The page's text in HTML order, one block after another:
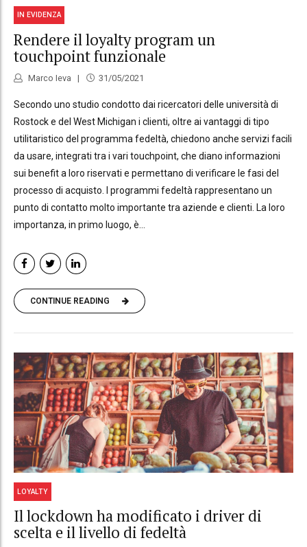
IN EVIDENZA
Rendere il loyalty program un
touchpoint funzionale
Marco Ieva 31/05/2021
Secondo uno studio condotto dai ricercatori delle università di
Rostock e del West Michigan i clienti, oltre ai vantaggi di tipo
utilitaristico del programma fedeltà, chiedono anche servizi facili
da usare, integrati tra i vari touchpoint, che diano informazioni
sui benefit a loro riservati e permettano di verificare le fasi del
processo di acquisto. I programmi fedeltà rappresentano un
punto di contatto molto importante tra aziende e clienti. La loro
importanza, in primo luogo, è...
CONTINUE READING
LOYALTY
Il lockdown ha modificato i driver di
scelta e il livello di fedeltà